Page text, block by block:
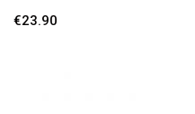
€23.90